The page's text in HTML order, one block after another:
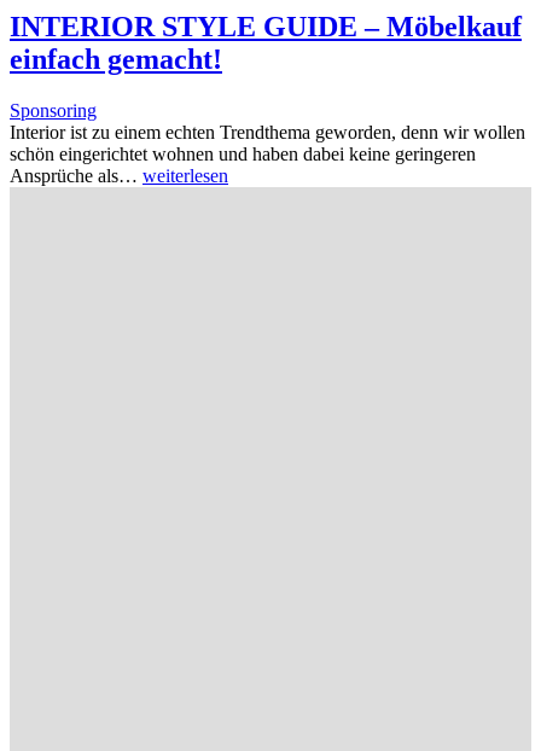
INTERIOR STYLE GUIDE – Möbelkauf
einfach gemacht!
Sponsoring
Interior ist zu einem echten Trendthema geworden, denn wir wollen
schön eingerichtet wohnen und haben dabei keine geringeren
Ansprüche als… weiterlesen